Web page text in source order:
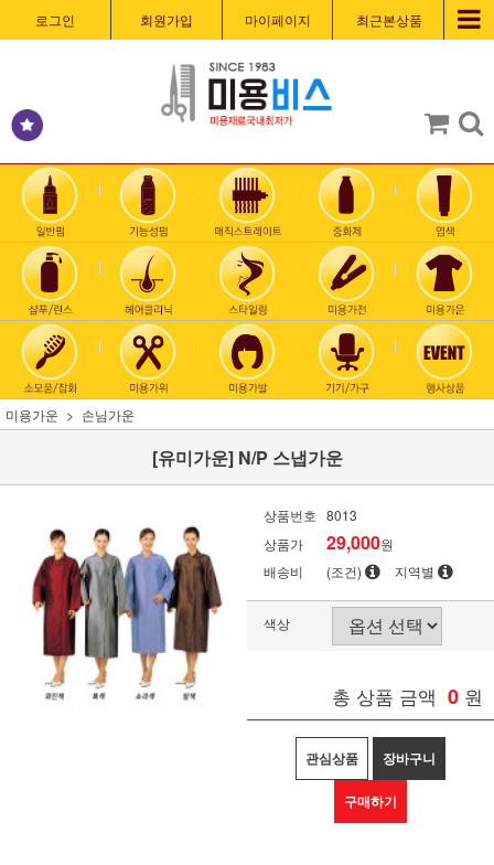
로그인 회원가입 마이페이지 최근본상품
미용가운 손님가운
[유미가운] N/P 스냅가운
상품번호 8013
상품가
29,000원
배송비
(조건) 지역별
색상
총 상품 금액 0 원
관심상품 장바구니
구매하기